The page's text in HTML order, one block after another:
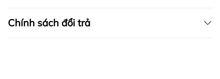
Chính sách đổi trả